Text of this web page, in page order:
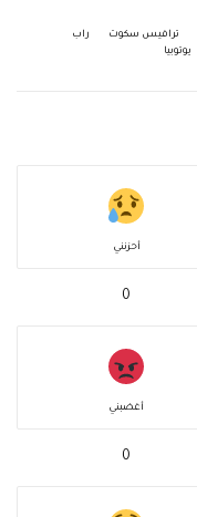
ترافيس سكوت
راب
يوتوبيا
أحزنني
0
أغضبني
0